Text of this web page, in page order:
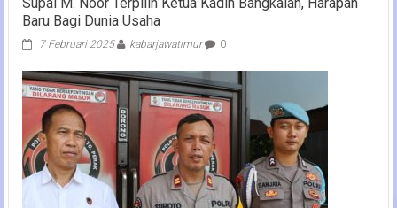
Baru Bagi Dunia Usaha
7 Februari 2025 kabarjawatimur 0